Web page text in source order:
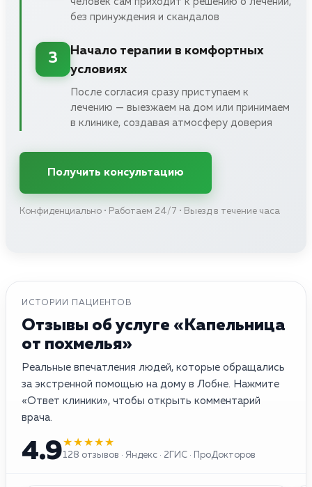
без принуждения и скандалов
3
Начало терапии в комфортных
условиях
После согласия сразу приступаем к
лечению — выезжаем на дом или принимаем
в клинике, создавая атмосферу доверия
Получить консультацию
Конфиденциально • Работаем 24/7 • Выезд в течение часа
ИСТОРИИ ПАЦИЕНТОВ
Отзывы об услуге «Капельница
от похмелья»
Реальные впечатления людей, которые обращались
за экстренной помощью на дому в Лобне. Нажмите
«Ответ клиники», чтобы открыть комментарий
врача.
4.9★★★★★
128 отзывов · Яндекс · 2ГИС · ПроДокторов